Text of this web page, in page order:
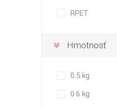
RPET
Hmotnosť
0.5 kg
0.6 kg